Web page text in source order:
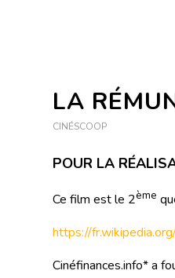
LA
CINÉSCOOP
POUR LA
Ce film est le 2ème
https://
Cinéfinances.info* a